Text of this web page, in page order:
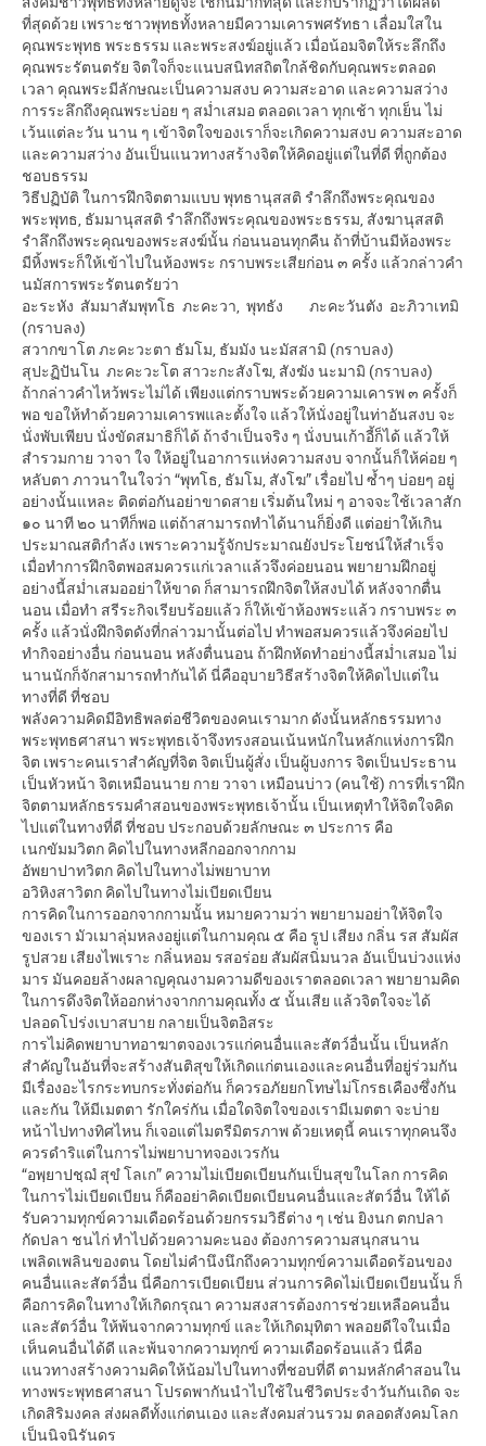
ที่สุดด้วย เพราะชาวพุทธทั้งหลายมีความเคารพศรัทธา เลื่อมใสใน
คุณพระพุทธ พระธรรม และพระสงฆ์อยู่แล้ว เมื่อน้อมจิตให้ระลึกถึง
คุณพระรัตนตรัย จิตใจก็จะแนบสนิทสถิตใกล้ชิดกับคุณพระตลอด
เวลา คุณพระมีลักษณะเป็นความสงบ ความสะอาด และความสว่าง
การระลึกถึงคุณพระบ่อย ๆ สม่ำเสมอ ตลอดเวลา ทุกเช้า ทุกเย็น ไม่
เว้นแต่ละวัน นาน ๆ เข้าจิตใจของเราก็จะเกิดความสงบ ความสะอาด
และความสว่าง อันเป็นแนวทางสร้างจิตให้คิดอยู่แต่ในที่ดี ที่ถูกต้อง
ชอบธรรม
วิธีปฏิบัติ ในการฝึกจิตตามแบบ พุทธานุสสติ รำลึกถึงพระคุณของ
พระพุทธ, ธัมมานุสสติ รำลึกถึงพระคุณของพระธรรม, สังฆานุสสติ
รำลึกถึงพระคุณของพระสงฆ์นั้น ก่อนนอนทุกคืน ถ้าที่บ้านมีห้องพระ
มีหิ้งพระก็ให้เข้าไปในห้องพระ กราบพระเสียก่อน ๓ ครั้ง แล้วกล่าวคำ
นมัสการพระรัตนตรัยว่า
อะระหัง สัมมาสัมพุทโธ ภะคะวา, พุทธัง ภะคะวันตัง อะภิวาเทมิ
(กราบลง)
สวากขาโต ภะคะวะตา ธัมโม, ธัมมัง นะมัสสามิ (กราบลง)
สุปะฏิปันโน ภะคะวะโต สาวะกะสังโฆ, สังฆัง นะมามิ (กราบลง)
ถ้ากล่าวคำไหว้พระไม่ได้ เพียงแต่กราบพระด้วยความเคารพ ๓ ครั้งก็
พอ ขอให้ทำด้วยความเคารพและตั้งใจ แล้วให้นั่งอยู่ในท่าอันสงบ จะ
นั่งพับเพียบ นั่งขัดสมาธิก็ได้ ถ้าจำเป็นจริง ๆ นั่งบนเก้าอี้ก็ได้ แล้วให้
สำรวมกาย วาจา ใจ ให้อยู่ในอาการแห่งความสงบ จากนั้นก็ให้ค่อย ๆ
หลับตา ภาวนาในใจว่า “พุทโธ, ธัมโม, สังโฆ” เรื่อยไป ซ้ำๆ บ่อยๆ อยู่
อย่างนั้นแหละ ติดต่อกันอย่าขาดสาย เริ่มต้นใหม่ ๆ อาจจะใช้เวลาสัก
๑๐ นาที ๒๐ นาทีก็พอ แต่ถ้าสามารถทำได้นานก็ยิ่งดี แต่อย่าให้เกิน
ประมาณสติกำลัง เพราะความรู้จักประมาณยังประโยชน์ให้สำเร็จ
เมื่อทำการฝึกจิตพอสมควรแก่เวลาแล้วจึงค่อยนอน พยายามฝึกอยู่
อย่างนี้สม่ำเสมออย่าให้ขาด ก็สามารถฝึกจิตให้สงบได้ หลังจากตื่น
นอน เมื่อทำ สรีระกิจเรียบร้อยแล้ว ก็ให้เข้าห้องพระแล้ว กราบพระ ๓
ครั้ง แล้วนั่งฝึกจิตดังที่กล่าวมานั้นต่อไป ทำพอสมควรแล้วจึงค่อยไป
ทำกิจอย่างอื่น ก่อนนอน หลังตื่นนอน ถ้าฝึกหัดทำอย่างนี้สม่ำเสมอ ไม่
นานนักก็จักสามารถทำกันได้ นี่คืออุบายวิธีสร้างจิตให้คิดไปแต่ใน
ทางที่ดี ที่ชอบ
พลังความคิดมีอิทธิพลต่อชีวิตของคนเรามาก ดังนั้นหลักธรรมทาง
พระพุทธศาสนา พระพุทธเจ้าจึงทรงสอนเน้นหนักในหลักแห่งการฝึก
จิต เพราะคนเราสำคัญที่จิต จิตเป็นผู้สั่ง เป็นผู้บงการ จิตเป็นประธาน
เป็นหัวหน้า จิตเหมือนนาย กาย วาจา เหมือนบ่าว (คนใช้) การที่เราฝึก
จิตตามหลักธรรมคำสอนของพระพุทธเจ้านั้น เป็นเหตุทำให้จิตใจคิด
ไปแต่ในทางที่ดี ที่ชอบ ประกอบด้วยลักษณะ ๓ ประการ คือ
เนกขัมมวิตก คิดไปในทางหลีกออกจากกาม
อัพยาปาทวิตก คิดไปในทางไม่พยาบาท
อวิหิงสาวิตก คิดไปในทางไม่เบียดเบียน
การคิดในการออกจากกามนั้น หมายความว่า พยายามอย่าให้จิตใจ
ของเรา มัวเมาลุ่มหลงอยู่แต่ในกามคุณ ๕ คือ รูป เสียง กลิ่น รส สัมผัส
รูปสวย เสียงไพเราะ กลิ่นหอม รสอร่อย สัมผัสนิ่มนวล อันเป็นบ่วงแห่ง
มาร มันคอยล้างผลาญคุณงามความดีของเราตลอดเวลา พยายามคิด
ในการดึงจิตให้ออกห่างจากกามคุณทั้ง ๕ นั้นเสีย แล้วจิตใจจะได้
ปลอดโปร่งเบาสบาย กลายเป็นจิตอิสระ
การไม่คิดพยาบาทอาฆาตจองเวรแก่คนอื่นและสัตว์อื่นนั้น เป็นหลัก
สำคัญในอันที่จะสร้างสันติสุขให้เกิดแก่ตนเองและคนอื่นที่อยู่ร่วมกัน
มีเรื่องอะไรกระทบกระทั่งต่อกัน ก็ควรอภัยยกโทษไม่โกรธเคืองซึ่งกัน
และกัน ให้มีเมตตา รักใคร่กัน เมื่อใดจิตใจของเรามีเมตตา จะบ่าย
หน้าไปทางทิศไหน ก็เจอแต่ไมตรีมิตรภาพ ด้วยเหตุนี้ คนเราทุกคนจึง
ควรดำริแต่ในการไม่พยาบาทจองเวรกัน
“อพฺยาปชฺฌํ สุขํ โลเก” ความไม่เบียดเบียนกันเป็นสุขในโลก การคิด
ในการไม่เบียดเบียน ก็คืออย่าคิดเบียดเบียนคนอื่นและสัตว์อื่น ให้ได้
รับความทุกข์ความเดือดร้อนด้วยกรรมวิธีต่าง ๆ เช่น ยิงนก ตกปลา
กัดปลา ชนไก่ ทำไปด้วยความคะนอง ต้องการความสนุกสนาน
เพลิดเพลินของตน โดยไม่คำนึงนึกถึงความทุกข์ความเดือดร้อนของ
คนอื่นและสัตว์อื่น นี่คือการเบียดเบียน ส่วนการคิดไม่เบียดเบียนนั้น ก็
คือการคิดในทางให้เกิดกรุณา ความสงสารต้องการช่วยเหลือคนอื่น
และสัตว์อื่น ให้พ้นจากความทุกข์ และให้เกิดมุทิตา พลอยดีใจในเมื่อ
เห็นคนอื่นได้ดี และพ้นจากความทุกข์ ความเดือดร้อนแล้ว นี่คือ
แนวทางสร้างความคิดให้น้อมไปในทางที่ชอบที่ดี ตามหลักคำสอนใน
ทางพระพุทธศาสนา โปรดพากันนำไปใช้ในชีวิตประจำวันกันเถิด จะ
เกิดสิริมงคล ส่งผลดีทั้งแก่ตนเอง และสังคมส่วนรวม ตลอดสังคมโลก
เป็นนิจนิรันดร